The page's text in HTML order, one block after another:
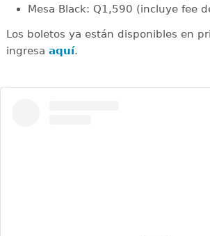
Mesa Black: Q1,590 (incluye fee
Los boletos ya están disponibles en
ingresa aquí.